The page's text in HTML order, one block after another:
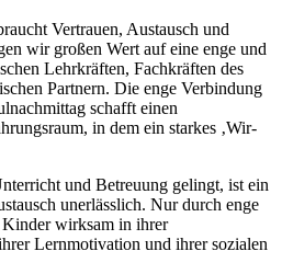
Vertrauen, Austausch und
wir großen Wert auf eine enge und
Lehrkräften, Fachkräften des
Partnern. Die enge Verbindung
schafft einen
in dem ein starkes ‚Wir-
und Betreuung gelingt, ist ein
unerlässlich. Nur durch enge
wirksam in ihrer
Lernmotivation und ihrer sozialen